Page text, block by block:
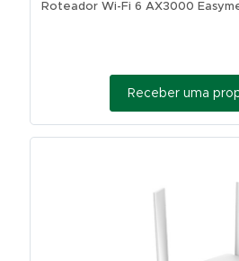
Roteador Wi-Fi 6 AX3000
Receber uma